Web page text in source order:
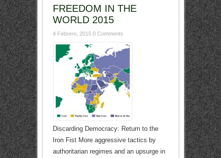
FREEDOM IN THE
WORLD 2015
4 Febrero, 2015 0 Comments
Discarding Democracy: Return to the
Iron Fist More aggressive tactics by
authoritarian regimes and an upsurge in